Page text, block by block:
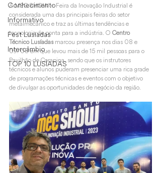
Conhecimento
Informativo
Fest Lusíadas
Intercâmbio
TOP 10 LUSÍADAS
A MEC SHOW – Feira da Inovação Industrial é
considerada uma das principais feiras do setor
metalmecânico e traz as últimas tendências e
tecnologia de ponta para a indústria. O Centro
Técnico Lusíadas marcou presença nos dias 08 e
09/08 em que levou mais de 15 mil pessoas para o
Pavilhão de Carapina, sendo que os instrutores
técnicos e alunos puderam presenciar uma rica grade
de programações técnicas e eventos com o objetivo
de divulgar as oportunidades de negócio da região.